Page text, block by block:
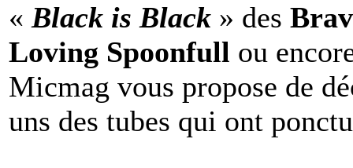
« Black is Black » des
Loving Spoonfull ou
Micmag vous propose de
uns des tubes qui ont